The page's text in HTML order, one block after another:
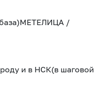
/
и в НСК(в шаговой